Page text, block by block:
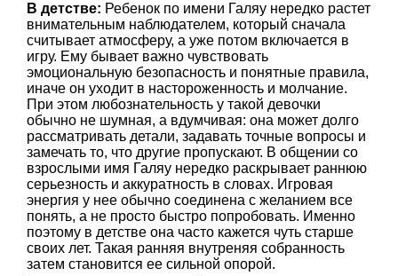
В детстве: Ребенок по имени Галяу нередко растет
внимательным наблюдателем, который сначала
считывает атмосферу, а уже потом включается в
игру. Ему бывает важно чувствовать
эмоциональную безопасность и понятные правила,
иначе он уходит в настороженность и молчание.
При этом любознательность у такой девочки
обычно не шумная, а вдумчивая: она может долго
рассматривать детали, задавать точные вопросы и
замечать то, что другие пропускают. В общении со
взрослыми имя Галяу нередко раскрывает раннюю
серьезность и аккуратность в словах. Игровая
энергия у нее обычно соединена с желанием все
понять, а не просто быстро попробовать. Именно
поэтому в детстве она часто кажется чуть старше
своих лет. Такая ранняя внутреняя собранность
затем становится ее сильной опорой.